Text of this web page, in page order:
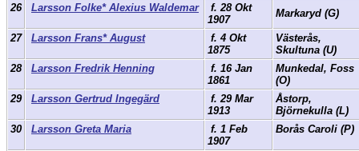
26
Larsson Folke* Alexius Waldemar
f. 28 Okt
1907
Markaryd (G)
27 Larsson Frans* August
f. 4 Okt
1875
Västerås,
Skultuna (U)
28
Larsson Fredrik Henning
f. 16 Jan
1861
Munkedal, Foss
(O)
29
Larsson Gertrud Ingegärd
f. 29 Mar
1913
Åstorp,
Björnekulla (L)
30
Larsson Greta Maria
f. 1 Feb
1907
Borås Caroli (P)